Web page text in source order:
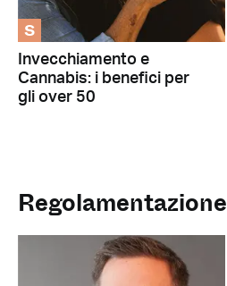
S
Invecchiamento e
Cannabis: i benefici per
gli over 50
Regolamentazione